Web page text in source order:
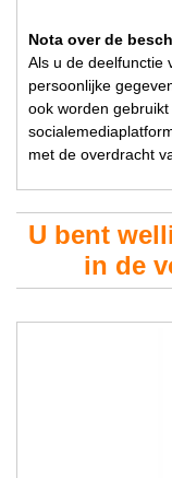
Nota over de
Als u de deelfunctie
persoonlijke
ook worden
met de overdracht
U bent
in de